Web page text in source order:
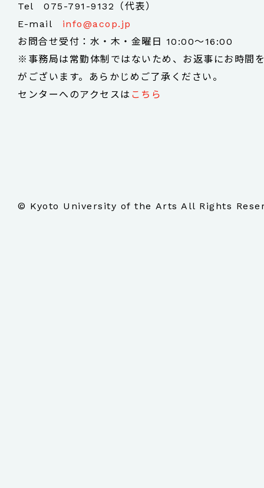
Tel075-791-9132（代表）
E-mail info@acop.jp
お問合せ受付：水・木・金曜日 10:00～16:00
※事務局は常勤体制ではないため、お返事にお時間
がございます。あらかじめご了承ください。
センターへのアクセスは こちら
© Kyoto University of the Arts All Rights